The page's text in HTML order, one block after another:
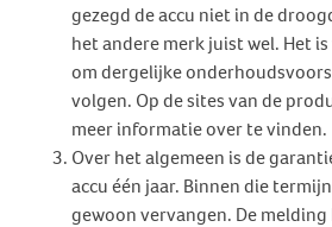
gezegd de accu niet in de
het andere merk juist wel. Het
om dergelijke
volgen. Op de sites van de
meer informatie over te vinden.
Over het algemeen is de
accu één jaar. Binnen die
gewoon vervangen. De